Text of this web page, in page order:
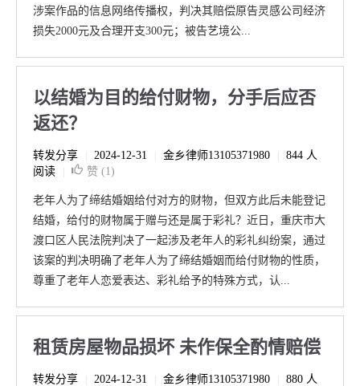
涉案作品的信息网络传播权，判决其赔偿原告灵感公司经济
损失2000元及合理开支300元；被告艺境公...
以结婚为目的给付财物，分手后应否
返还？
转发分享 2024-12-31 金乡律师13105371980
844 人
阅读
赞 (1)
老年人为了缔结婚姻给付对方的财物，但双方此后未能登记
结婚，给付的财物属于赠与还是属于彩礼？近日，重庆市大
渡口区人民法院判决了一起涉及老年人的彩礼纠纷案，通过
该案的判决明确了老年人为了缔结婚姻而给付财物的性质，
尊重了老年人恋爱表达、彩礼给予的特殊方式，认...
租赁房屋物品损坏 未作保全酌情赔偿
转发分享 2024-12-31 金乡律师13105371980
880 人